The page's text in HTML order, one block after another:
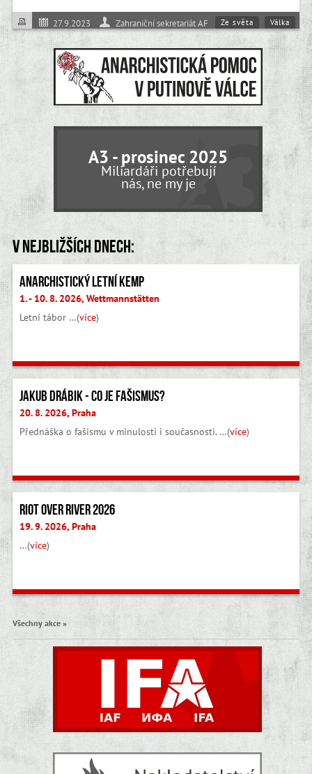
27.9.2023 Zahraniční sekretariát AF Ze světa Válka
A3 - prosinec 2025
Miliardáři potřebují
nás, ne my je
V nejbližších dnech:
Anarchistický letní kemp
1. - 10. 8. 2026, Wettmannstätten
Letní tábor …(více)
Jakub Drábik - Co je fašismus?
20. 8. 2026, Praha
Přednáška o fašismu v minulosti i současnosti. …(více)
Riot Over River 2026
19. 9. 2026, Praha
…(více)
Všechny akce »